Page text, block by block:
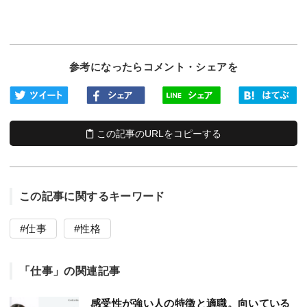
参考になったらコメント・シェアを
この記事のURLをコピーする
この記事に関するキーワード
仕事 性格
「仕事」の関連記事
感受性が強い人の特徴と適職。向いている